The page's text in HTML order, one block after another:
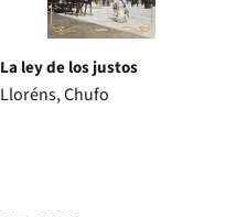
La ley de los justos
Lloréns, Chufo